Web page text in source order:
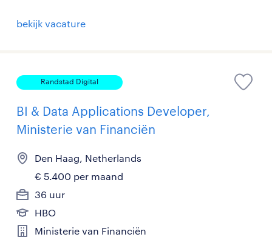
bekijk vacature
Randstad Digital
BI & Data Applications Developer,
Ministerie van Financiën
Den Haag, Netherlands
€ 5.400 per maand
36 uur
HBO
Ministerie van Financiën